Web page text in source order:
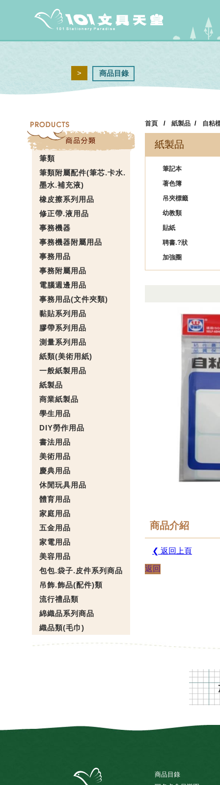
> 商品目錄
筆類
筆類附屬配件(筆芯.卡水.
墨水.補充液)
橡皮擦系列用品
修正帶.液用品
事務機器
事務機器附屬用品
事務用品
事務附屬用品
電腦週邊用品
事務用品(文件夾類)
黏貼系列用品
膠帶系列用品
測量系列用品
紙類(美術用紙)
一般紙製用品
紙製品
商業紙製品
學生用品
DIY勞作用品
書法用品
美術用品
慶典用品
休閒玩具用品
體育用品
家庭用品
五金用品
家電用品
美容用品
包包.袋子.皮件系列商品
吊飾.飾品(配件)類
流行禮品類
綿織品系列商品
織品類(毛巾)
首頁 / 紙製品 / 自粘
紙製品
筆記本
著色簿
吊夾標籤
幼教類
貼紙
聘書.?狀
加強圈
商品介紹
❮ 返回上頁
返回
商品目錄